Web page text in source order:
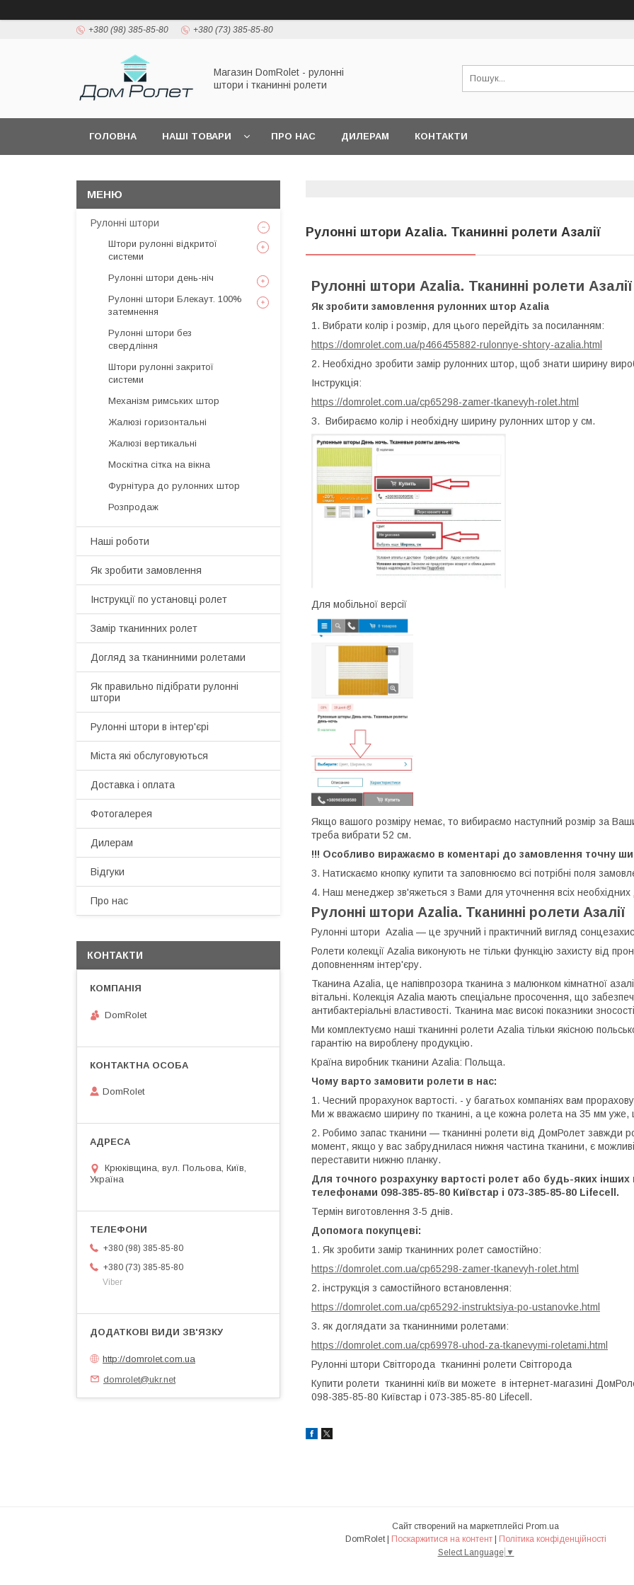
+380 (98) 385-85-80 +380 (73) 385-85-80
Магазин DomRolet - рулонні
штори і тканинні ролети
ГОЛОВНА НАШІ ТОВАРИ ПРО НАС ДИЛЕРАМ КОНТАКТИ
Рулонні штори Azalia. Тканинні ролети Азалії
Рулонні штори Azalia. Тканинні ролети Азалії
Як зробити замовлення рулонних штор Azalia
1. Вибрати колір і розмір, для цього перейдіть за посиланням:
https://domrolet.com.ua/p466455882-rulonnye-shtory-azalia.html
2. Необхідно зробити замір рулонних штор, щоб знати ширину
Інструкція:
https://domrolet.com.ua/cp65298-zamer-tkanevyh-rolet.html
3. Вибираємо колір і необхідну ширину рулонних штор у см.
Для мобільної версії
Якщо вашого розміру немає, то вибираємо наступний розмір за
треба вибрати 52 см.
!!! Особливо виражаємо в коментарі до замовлення точну
3. Натискаємо кнопку купити та заповнюємо всі потрібні поля
4. Наш менеджер зв'яжеться з Вами для уточнення всіх
Рулонні штори Azalia. Тканинні ролети Азалії
Рулонні штори Azalia — це зручний і практичний вигляд
Ролети колекції Azalia виконують не тільки функцію захисту від
доповненням інтер'єру.
Тканина Azalia, це напівпрозора тканина з малюнком кімнатної
вітальні. Колекція Azalia мають спеціальне просочення, що
антибактеріальні властивості. Тканина має високі показники
Ми комплектуємо наші тканинні ролети Azalia тільки якісною
гарантію на вироблену продукцію.
Країна виробник тканини Azalia: Польща.
Чому варто замовити ролети в нас:
1. Чесний прорахунок вартості. - у багатьох компаніях вам
Ми ж вважаємо ширину по тканині, а це кожна ролета на 35 мм
2. Робимо запас тканини — тканинні ролети від ДомРолет завжди
момент, якщо у вас забруднилася нижня частина тканини, є
переставити нижню планку.
Для точного розрахунку вартості ролет або будь-яких
телефонами 098-385-85-80 Київстар і 073-385-85-80 Lifecell.
Термін виготовлення 3-5 днів.
Допомога покупцеві:
1. Як зробити замір тканинних ролет самостійно:
https://domrolet.com.ua/cp65298-zamer-tkanevyh-rolet.html
2. інструкція з самостійного встановлення:
https://domrolet.com.ua/cp65292-instruktsiya-po-ustanovke.html
3. як доглядати за тканинними ролетами:
https://domrolet.com.ua/cp69978-uhod-za-tkanevymi-roletami.html
Рулонні штори Світгорода тканинні ролети Світгорода
Купити ролети тканинні київ ви можете в інтернет-магазині
098-385-85-80 Київстар і 073-385-85-80 Lifecell.
Рулонні штори
Штори рулонні відкритої
системи
Рулонні штори день-ніч
Рулонні штори Блекаут. 100%
затемнення
Рулонні штори без
свердління
Штори рулонні закритої
системи
Механізм римських штор
Жалюзі горизонтальні
Жалюзі вертикальні
Москітна сітка на вікна
Фурнітура до рулонних штор
Розпродаж
Наші роботи
Як зробити замовлення
Інструкції по установці ролет
Замір тканинних ролет
Догляд за тканинними ролетами
Як правильно підібрати рулонні
штори
Рулонні штори в інтер'єрі
Міста які обслуговуються
Доставка і оплата
Фотогалерея
Дилерам
Відгуки
Про нас
КОНТАКТИ
DomRolet
DomRolet
Крюківщина, вул. Польова, Київ,
Україна
+380 (98) 385-85-80
+380 (73) 385-85-80
Viber
http://domrolet.com.ua
domrolet@ukr.net
Сайт створений на маркетплейсі Prom.ua
Поскаржитися на контент
Політика конфіденційності
Select Language ▼